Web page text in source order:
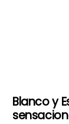
Blanco y